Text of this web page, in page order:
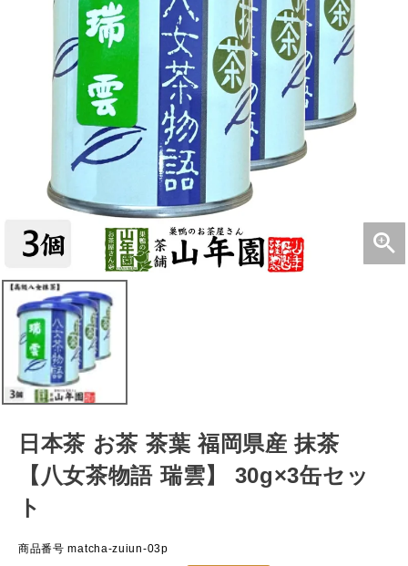
日本茶 お茶 茶葉 福岡県産 抹茶
【八女茶物語 瑞雲】 30g×3缶セッ
ト
商品番号 matcha-zuiun-03p